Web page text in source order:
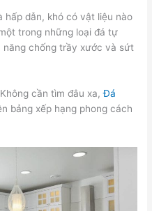
hấp dẫn, khó có vật liệu nào
trong những loại đá tự
năng chống trầy xước và sứt
cần tìm đâu xa,Đá
bảng xếp hạng phong cách